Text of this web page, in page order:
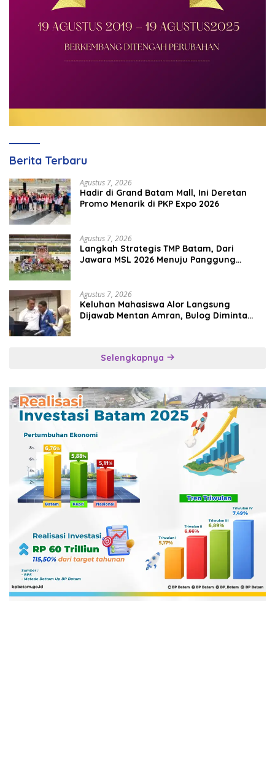
Berita Terbaru
Agustus 7, 2026
Hadir di Grand Batam Mall, Ini Deretan
Promo Menarik di PKP Expo 2026
Agustus 7, 2026
Langkah Strategis TMP Batam, Dari
Jawara MSL 2026 Menuju Panggung
Agustus 7, 2026
Keluhan Mahasiswa Alor Langsung
Dijawab Mentan Amran, Bulog Diminta
Selengkapnya